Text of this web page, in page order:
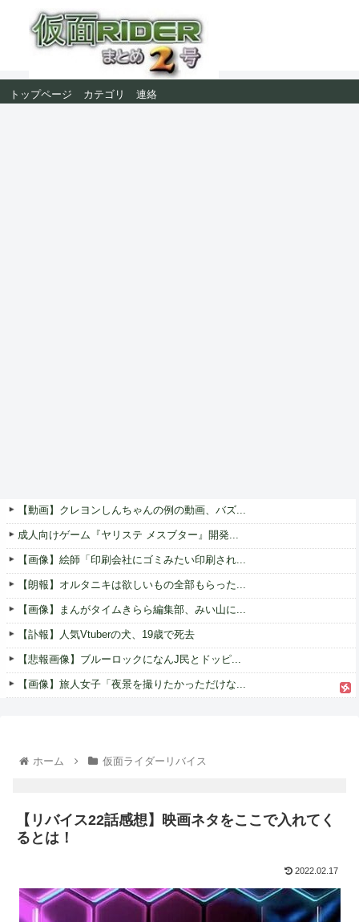
トップページ カテゴリ 連絡
【動画】クレヨンしんちゃんの例の動画、バズ...
成人向けゲーム『ヤリステ メスブター』開発...
【画像】絵師「印刷会社にゴミみたい印刷され...
【朗報】オルタニキは欲しいもの全部もらった...
【画像】まんがタイムきらら編集部、みい山に...
【訃報】人気Vtuberの犬、19歳で死去
【悲報画像】ブルーロックになんJ民とドッピ...
【画像】旅人女子「夜景を撮りたかっただけな...
ホーム 仮面ライダーリバイス
【リバイス22話感想】映画ネタをここで入れてく
るとは！
2022.02.17